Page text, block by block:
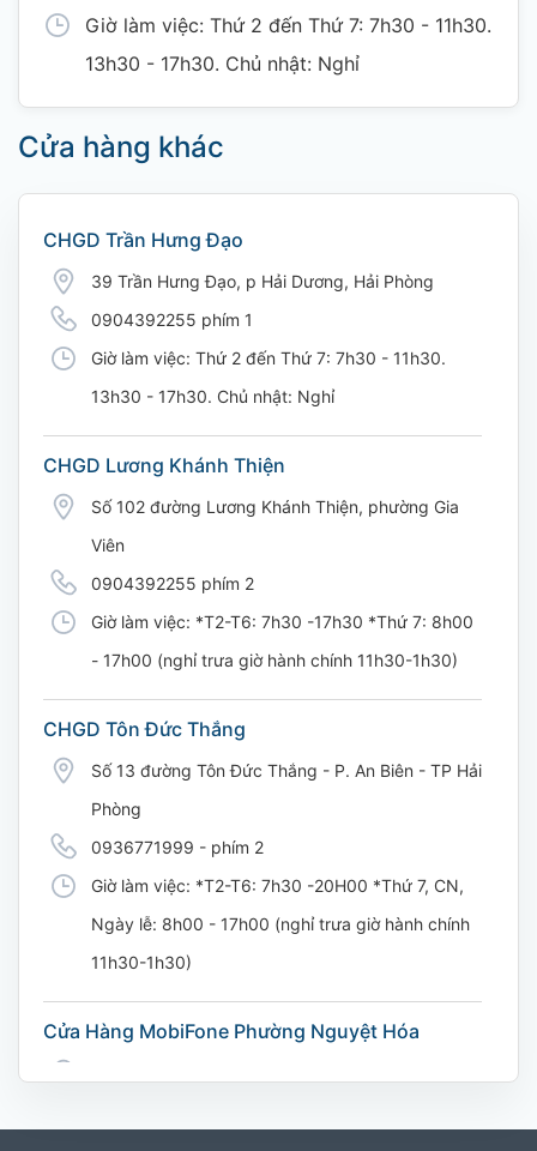
Giờ làm việc: Thứ 2 đến Thứ 7: 7h30 - 11h30.
13h30 - 17h30. Chủ nhật: Nghỉ
Cửa hàng khác
CHGD Trần Hưng Đạo
39 Trần Hưng Đạo, p Hải Dương, Hải Phòng
0904392255 phím 1
Giờ làm việc: Thứ 2 đến Thứ 7: 7h30 - 11h30.
13h30 - 17h30. Chủ nhật: Nghỉ
CHGD Lương Khánh Thiện
Số 102 đường Lương Khánh Thiện, phường Gia
Viên
0904392255 phím 2
Giờ làm việc: *T2-T6: 7h30 -17h30 *Thứ 7: 8h00
- 17h00 (nghỉ trưa giờ hành chính 11h30-1h30)
CHGD Tôn Đức Thắng
Số 13 đường Tôn Đức Thắng - P. An Biên - TP Hải
Phòng
0936771999 - phím 2
Giờ làm việc: *T2-T6: 7h30 -20H00 *Thứ 7, CN,
Ngày lễ: 8h00 - 17h00 (nghỉ trưa giờ hành chính
11h30-1h30)
Cửa Hàng MobiFone Phường Nguyệt Hóa